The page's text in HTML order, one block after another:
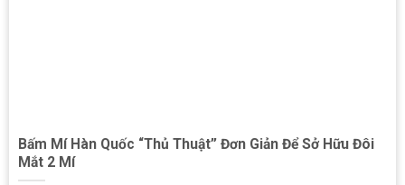
Bấm Mí Hàn Quốc “Thủ Thuật” Đơn Giản Để Sở Hữu Đôi
Mắt 2 Mí